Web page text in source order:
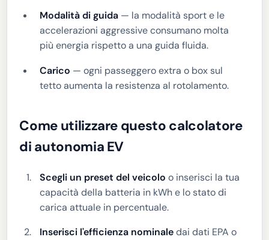
Modalità di guida — la modalità sport e le
accelerazioni aggressive consumano molta
più energia rispetto a una guida fluida.
Carico — ogni passeggero extra o box sul
tetto aumenta la resistenza al rotolamento.
Come utilizzare questo calcolatore
di autonomia EV
Scegli un preset del veicolo o inserisci la tua
capacità della batteria in kWh e lo stato di
carica attuale in percentuale.
Inserisci l'efficienza nominaledai dati EPA o